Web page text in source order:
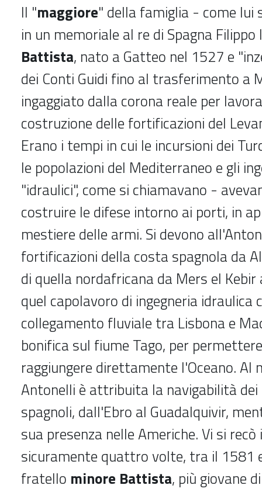
Il "maggiore" della famiglia - come lui
in un memoriale al re di Spagna
Battista, nato a Gatteo nel 1527 e
dei Conti Guidi fino al trasferimento a
ingaggiato dalla corona reale per
costruzione delle fortificazioni del
Erano i tempi in cui le incursioni dei
le popolazioni del Mediterraneo e gli
"idraulici", come si chiamavano -
costruire le difese intorno ai porti, in
mestiere delle armi. Si devono
fortificazioni della costa spagnola da
di quella nordafricana da Mers el Kebir
quel capolavoro di ingegneria idraulica
collegamento fluviale tra Lisbona e
bonifica sul fiume Tago, per
raggiungere direttamente l'Oceano. Al
Antonelli è attribuita la navigabilità
spagnoli, dall'Ebro al Guadalquivir,
sua presenza nelle Americhe. Vi si recò
sicuramente quattro volte, tra il 1581
fratello minore Battista, più giovane